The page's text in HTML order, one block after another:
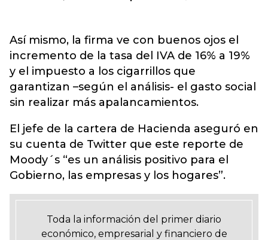
Así mismo, la firma ve con buenos ojos el
incremento de la tasa del IVA de 16% a 19%
y el impuesto a los cigarrillos que
garantizan –según el análisis- el gasto social
sin realizar más apalancamientos.
El jefe de la cartera de Hacienda aseguró en
su cuenta de Twitter que este reporte de
Moody´s “es un análisis positivo para el
Gobierno, las empresas y los hogares”.
Toda la información del primer diario
económico, empresarial y financiero de